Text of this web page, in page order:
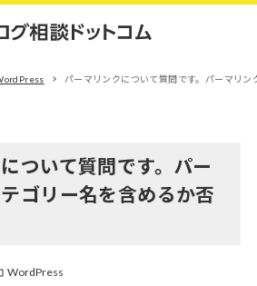
パーマリンクについて質問です。パーマリ
ついて質問です。パー
ゴリー名を含めるか否
WordPress